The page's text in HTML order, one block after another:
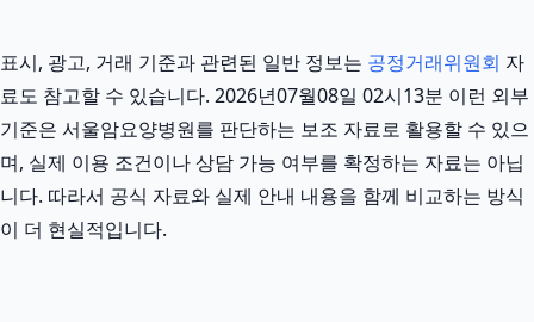
표시, 광고, 거래 기준과 관련된 일반 정보는 공정거래위원회 자
료도 참고할 수 있습니다. 2026년07월08일 02시13분 이런 외부
기준은 서울암요양병원를 판단하는 보조 자료로 활용할 수 있으
며, 실제 이용 조건이나 상담 가능 여부를 확정하는 자료는 아닙
니다. 따라서 공식 자료와 실제 안내 내용을 함께 비교하는 방식
이 더 현실적입니다.